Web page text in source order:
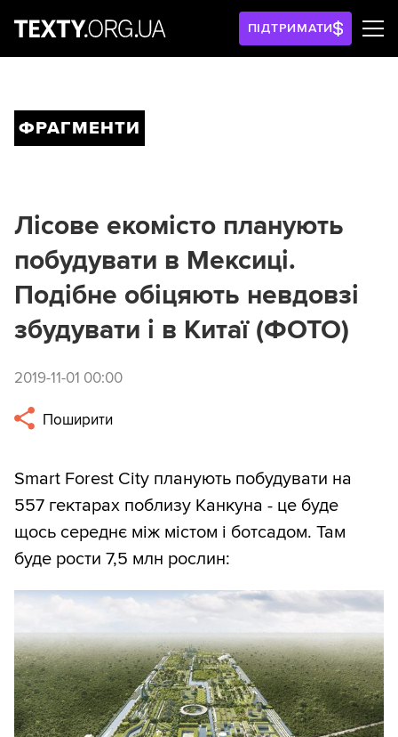
ПІДТРИМАТИ
ФРАГМЕНТИ
Лісове екомісто планують
побудувати в Мексиці.
Подібне обіцяють невдовзі
збудувати і в Китаї (ФОТО)
2019-11-01 00:00
Поширити
Smart Forest City планують побудувати на
557 гектарах поблизу Канкуна - це буде
щось середнє між містом і ботсадом. Там
буде рости 7,5 млн рослин: